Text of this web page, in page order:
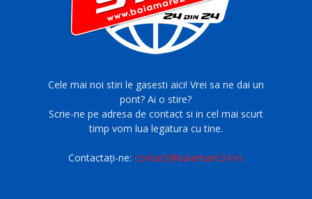
Cele mai noi stiri le gasesti aici! Vrei sa ne dai un
pont? Ai o stire?
Scrie-ne pe adresa de contact si in cel mai scurt
timp vom lua legatura cu tine.
Contactați-ne:contact@baiamare24.ro